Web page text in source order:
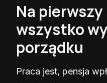
Na
wszystko
porządku
Praca jest, pensja